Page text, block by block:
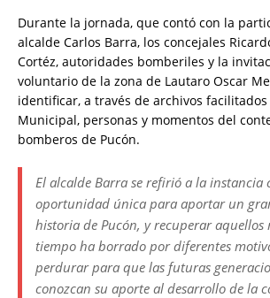
Durante la jornada, que contó con la
alcalde Carlos Barra, los concejales
Cortéz, autoridades bomberiles y la
voluntario de la zona de Lautaro Oscar
identificar, a través de archivos
Municipal, personas y momentos del
bomberos de Pucón.
El alcalde Barra se refirió a la instancia
oportunidad única para aportar un
historia de Pucón, y recuperar aquellos
tiempo ha borrado por diferentes
perdurar para que las futuras
conozcan su aporte al desarrollo de la